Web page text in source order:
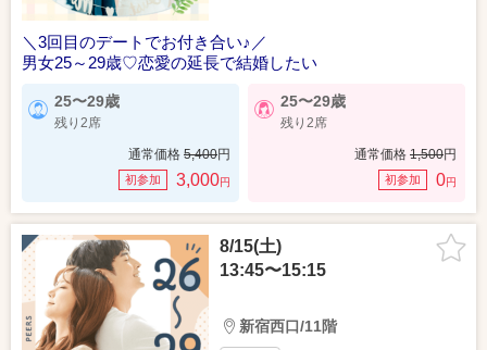
＼3回目のデートでお付き合い♪／
男女25～29歳♡恋愛の延長で結婚したい
25〜29歳
残り2席
通常価格 5,400円
初参加 3,000円
25〜29歳
残り2席
通常価格 1,500円
初参加 0円
8/15(土)
13:45〜15:15
新宿西口/11階